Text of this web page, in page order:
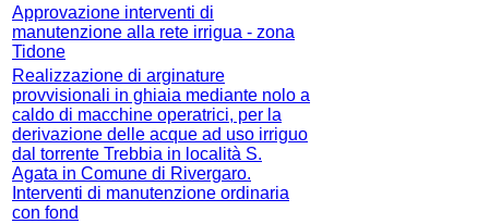
Approvazione interventi di
manutenzione alla rete irrigua - zona
Tidone
Realizzazione di arginature
provvisionali in ghiaia mediante nolo a
caldo di macchine operatrici, per la
derivazione delle acque ad uso irriguo
dal torrente Trebbia in località S.
Agata in Comune di Rivergaro.
Interventi di manutenzione ordinaria
con fond